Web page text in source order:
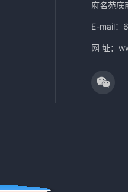
府名苑底
E-mail：
网 址：